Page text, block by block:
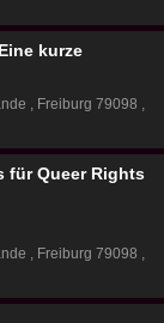
kurze
Freiburg 79098
für Queer Rights
Freiburg 79098